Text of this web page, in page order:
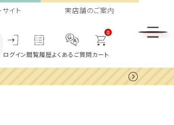
イト 実店舗のご案内
ログイン閲覧履歴よくあるご質問
0
カート